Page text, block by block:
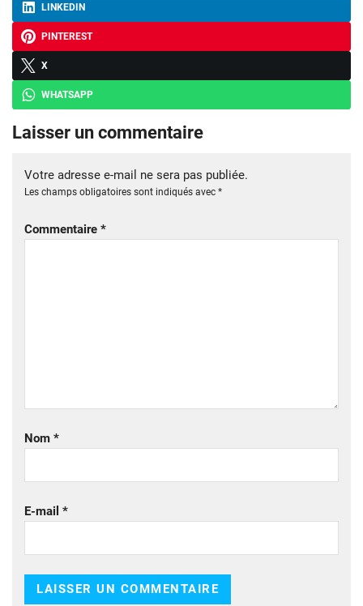
LINKEDIN
PINTEREST
X
WHATSAPP
Laisser un commentaire
Votre adresse e-mail ne sera pas publiée.
Les champs obligatoires sont indiqués avec *
Commentaire *
Nom *
E-mail *